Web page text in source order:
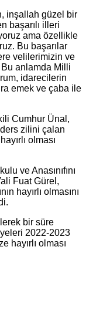
inşallah güzel bir
başarılı illeri
ama özellikle
Bu başarılar
velilerimizin ve
Bu anlamda Milli
idarecilerin
emek ve çaba ile
Cumhur Ünal,
zilini çalan
olması
ve Anasınıfını
Fuat Gürel,
hayırlı olmasını
bir süre
2022-2023
hayırlı olması